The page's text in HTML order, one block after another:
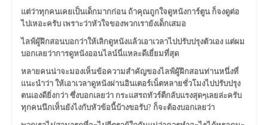
แต่ว่าทุกคนเคยเป็นเด็กมากก่อน ถ้าคุณถูกใจดูหนังการ์ตูน ก็จงดูต่อ
ไปเหอะครับ เพราะว่าหัวใจของพวกเรายังเด็กเสมอ
ไลฟ์ผู้ฝึกสอนบอกว่าให้เลิกดูหนังแล้วเอาเวลาไปปรับปรุงตัวเอง แต่ผม
บอกเลยว่าการดูหนังออนไลน์นี่แหละดีเยี่ยมที่สุด
หลายคนน่าจะมองเห็นข้อความสำคัญของไลฟ์ผู้ฝึกสอนท่านหนึ่งที่
แนะนำว่า ให้เอาเวลาดูหนังผ่านอินเตอร์เน็ตหลายชั่วโมงไปปรับปรุง
ตนเองดียิ่งกว่า ซึ่งบอกเลยว่า กระแสรถทัวร์ตีกลับแรงสุดๆเลยล่ะครับ
ทุกคนนึกเห็นยังไงกับหัวข้อนี้บ้างขอรับ? ก็จะต้องบอกเลยว่า